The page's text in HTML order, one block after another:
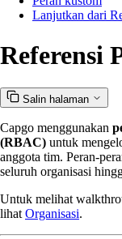
Lanjutkan dari
Referensi
Salin halaman
Capgo menggunakan
(RBAC) untuk
anggota tim. Peran-
seluruh organisasi
Untuk melihat
lihat Organisasi.